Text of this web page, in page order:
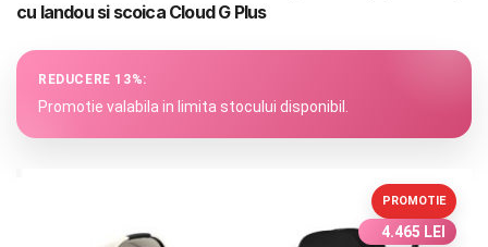
CARUCIOARE COPII
cu landou si scoica Cloud G Plus
REDUCERE 13%:
Promotie valabila in limita stocului disponibil.
PROMOTIE
4.465 LEI